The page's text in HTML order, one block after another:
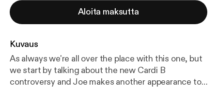
Aloita maksutta
Kuvaus
As always we're all over the place with this one, but
we start by talking about the new Cardi B
controversy and Joe makes another appearance to